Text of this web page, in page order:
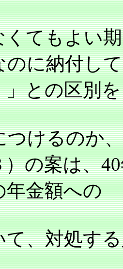
くてもよい
のに納付し
」との区別を
つけるのか
）の案は、40
年金額への
て、対処す